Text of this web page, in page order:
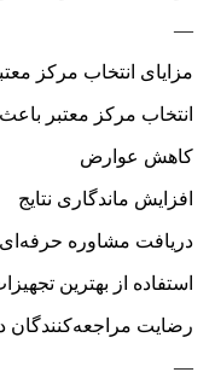
—
مزایای انتخاب مرکز
انتخاب مرکز معتبر
کاهش عوارض
افزایش ماندگاری نتایج
دریافت مشاوره حرفه‌ای
استفاده از بهترین
رضایت مراجعه‌کنندگان
—